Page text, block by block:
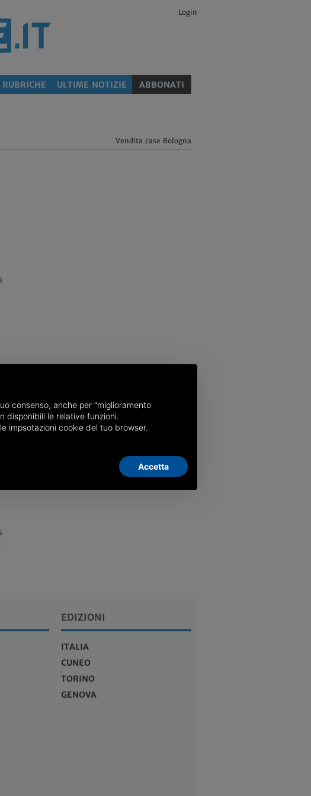
Login
RUBRICHE ULTIME NOTIZIE ABBONATI
Vendita case Bologna
EDIZIONI
ITALIA
CUNEO
TORINO
GENOVA
consenso, anche per “miglioramento
disponibili le relative funzioni.
impsotazioni cookie del tuo browser.
Accetta